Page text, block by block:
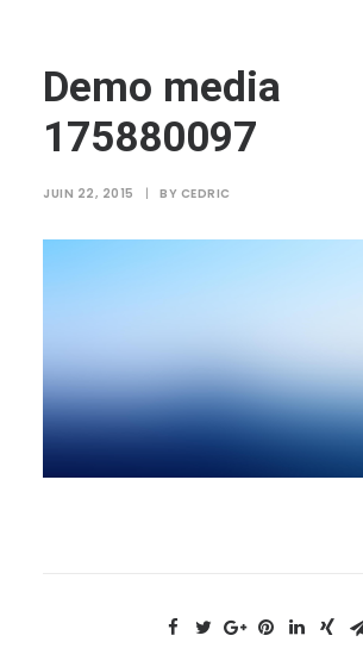
Demo media
175880097
JUIN 22, 2015 | BY CEDRIC